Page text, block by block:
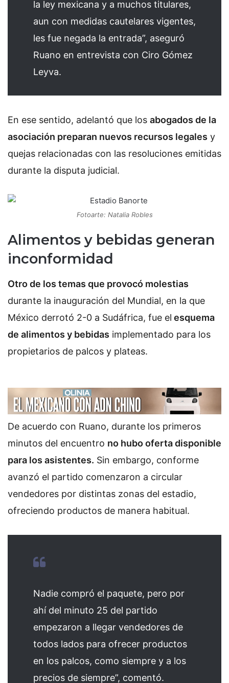
la ley mexicana y a muchos titulares,
aun con medidas cautelares vigentes,
les fue negada la entrada”, aseguró
Ruano en entrevista con Ciro Gómez
Leyva.
En ese sentido, adelantó que los abogados de la
asociación preparan nuevos recursos legales y
quejas relacionadas con las resoluciones emitidas
durante la disputa judicial.
Fotoarte: Natalia Robles
Alimentos y bebidas generan
inconformidad
Otro de los temas que provocó molestias
durante la inauguración del Mundial, en la que
México derrotó 2-0 a Sudáfrica, fue el esquema
de alimentos y bebidas implementado para los
propietarios de palcos y plateas.
De acuerdo con Ruano, durante los primeros
minutos del encuentro no hubo oferta disponible
para los asistentes. Sin embargo, conforme
avanzó el partido comenzaron a circular
vendedores por distintas zonas del estadio,
ofreciendo productos de manera habitual.
Nadie compró el paquete, pero por
ahí del minuto 25 del partido
empezaron a llegar vendedores de
todos lados para ofrecer productos
en los palcos, como siempre y a los
precios de siempre”, comentó.